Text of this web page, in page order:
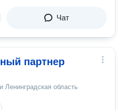
Чат
партнер
Ленинградская область